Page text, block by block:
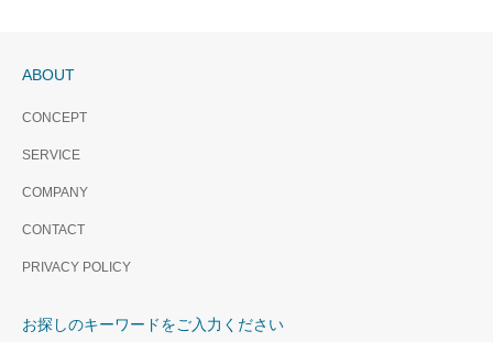
ABOUT
CONCEPT
SERVICE
COMPANY
CONTACT
PRIVACY POLICY
お探しのキーワードをご入力ください